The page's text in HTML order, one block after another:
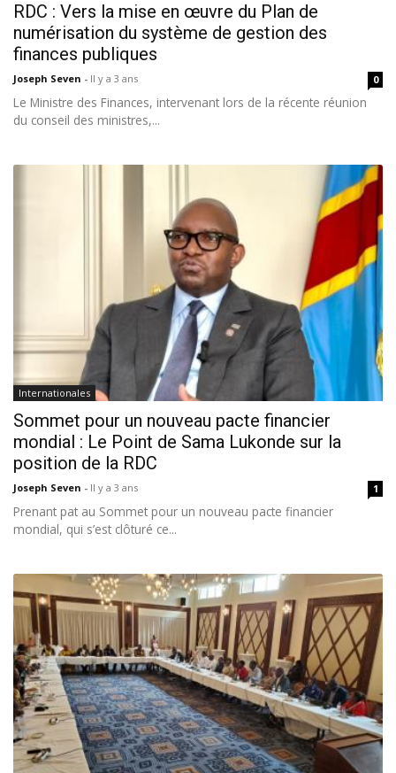
RDC : Vers la mise en œuvre du Plan de
numérisation du système de gestion des
finances publiques
Joseph Seven - Il y a 3 ans 0
Le Ministre des Finances, intervenant lors de la récente réunion
du conseil des ministres,...
Internationales
Sommet pour un nouveau pacte financier
mondial : Le Point de Sama Lukonde sur la
position de la RDC
Joseph Seven - Il y a 3 ans 1
Prenant pat au Sommet pour un nouveau pacte financier
mondial, qui s’est clôturé ce...